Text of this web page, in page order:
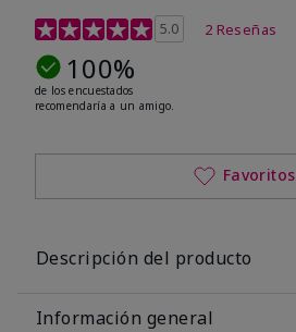
Calificación de clientes de 5 de 5
5.0 2 Reseñas
100%
de los encuestados
recomendaría a un amigo.
Favoritos
Descripción del producto
Información general